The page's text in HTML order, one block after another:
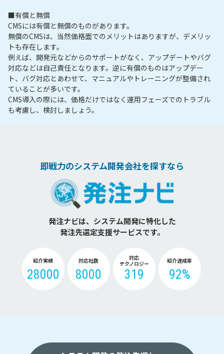
■有償と無償
CMSには有償と無償のものがあります。
無償のCMSは、当然価格面でのメリットはありますが、デメリッ
トも存在します。
例えば、開発元などからのサポートがなく、アップデートやバグ
対応などは自己責任となります。逆に有償のものはアップデー
ト、バグ対応とあわせて、マニュアルやトレーニングが整備され
ていることが多いです。
CMS導入の際には、価格だけではなく運用フェーズでのトラブル
も考慮し、検討しましょう。
即戦力のシステム開発会社を探すなら
発注ナビは、システム開発に特化した
発注先選定支援サービスです。
紹介実績
28000
対応社数
8000
対応
テクノロジー
319
紹介達成率
92%